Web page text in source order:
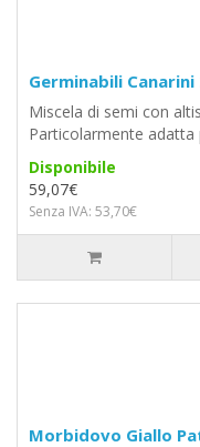
Germinabili Canarini
Miscela di semi con
Particolarmente adatta
Disponibile
59,07€
Senza IVA: 53,70€
Morbidovo Giallo